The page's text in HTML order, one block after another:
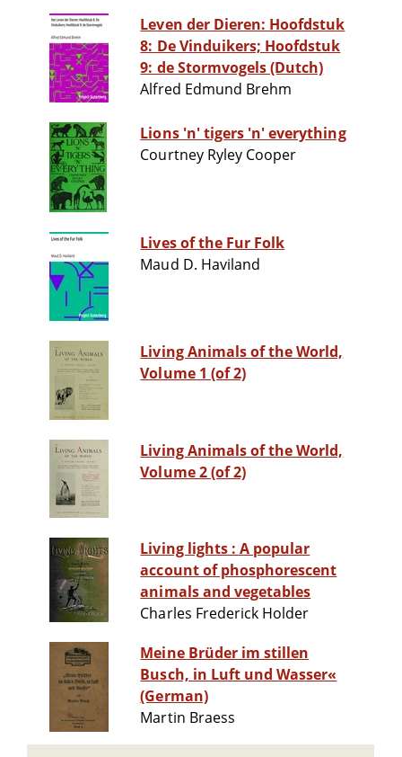
Leven der Dieren: Hoofdstuk
8: De Vinduikers; Hoofdstuk
9: de Stormvogels (Dutch)
Alfred Edmund Brehm
Lions 'n' tigers 'n' everything
Courtney Ryley Cooper
Lives of the Fur Folk
Maud D. Haviland
Living Animals of the World,
Volume 1 (of 2)
Living Animals of the World,
Volume 2 (of 2)
Living lights : A popular
account of phosphorescent
animals and vegetables
Charles Frederick Holder
Meine Brüder im stillen
Busch, in Luft und Wasser«
(German)
Martin Braess